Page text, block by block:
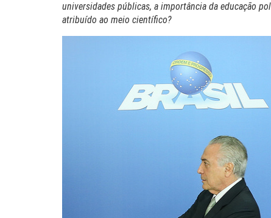
universidades públicas, a importância da educação
atribuído ao meio científico?